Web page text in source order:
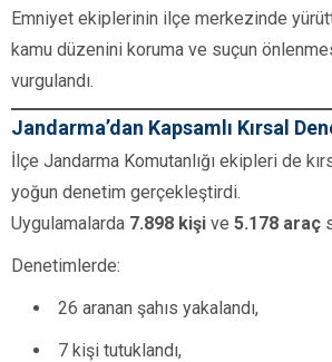
Emniyet ekiplerinin ilçe merkezinde
kamu düzenini koruma ve suçun
vurgulandı.
Jandarma’dan Kapsamlı Kırsal
İlçe Jandarma Komutanlığı ekipleri de
yoğun denetim gerçekleştirdi.
Uygulamalarda 7.898 kişi ve 5.178 araç
Denetimlerde:
26 aranan şahıs yakalandı,
7 kişi tutuklandı,